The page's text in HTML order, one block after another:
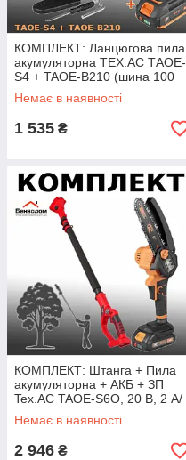
КОМПЛЕКТ: Ланцюгова пила
акумуляторна TEX.AC ТАOE-
S4 + TAOE-В210 (шина 100
мм, 20 В, 7 м/с)
Немає в наявності
1 535 ₴
КОМПЛЕКТ: Штанга + Пила
акумуляторна + АКБ + ЗП
Tex.AC TAOE-S6O, 20 В, 2 А/
год, праймер
Немає в наявності
2 946 ₴